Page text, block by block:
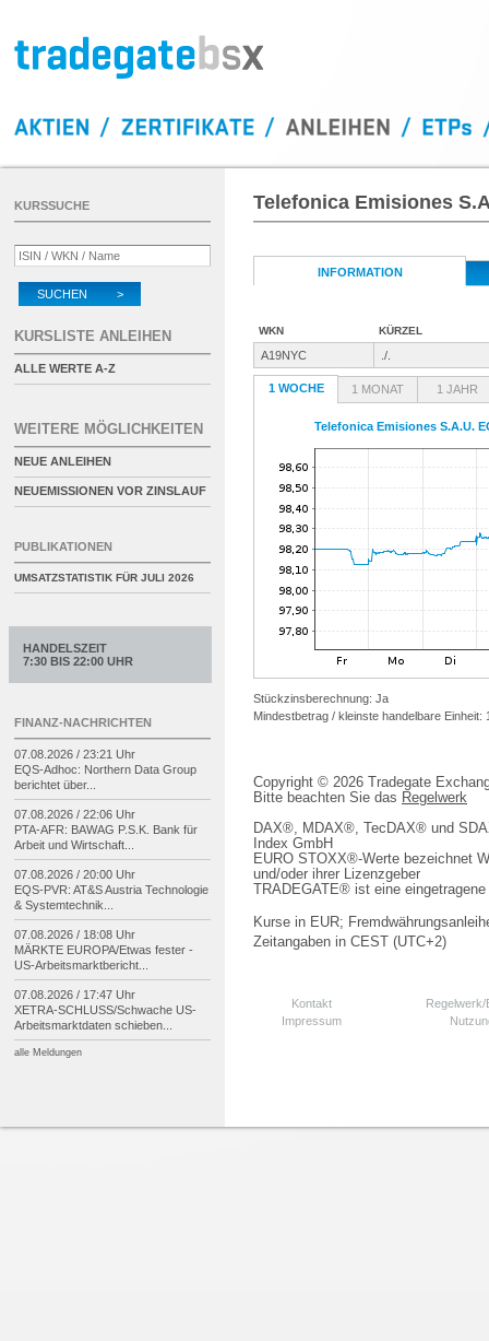
Telefonica Emisiones
INFORMATION
WKN KÜRZEL
A19NYC ./.
1 WOCHE 1 MONAT 1 JAHR
Telefonica Emisiones S.A.U.
Stückzinsberechnung: Ja
Mindestbetrag / kleinste handelbare Einheit:
Copyright © 2026 Tradegate
Bitte beachten Sie das Regelwerk
DAX®, MDAX®, TecDAX® und
Index GmbH
EURO STOXX®-Werte bezeichnet
und/oder ihrer Lizenzgeber
TRADEGATE® ist eine
Kurse in EUR;
Zeitangaben in CEST (UTC+2)
Kontakt
Impressum
KURSSUCHE
SUCHEN >
KURSLISTE ANLEIHEN
ALLE WERTE A-Z
WEITERE MÖGLICHKEITEN
NEUE ANLEIHEN
NEUEMISSIONEN VOR ZINSLAUF
PUBLIKATIONEN
UMSATZSTATISTIK FÜR JULI 2026
HANDELSZEIT
7:30 BIS 22:00 UHR
FINANZ-NACHRICHTEN
07.08.2026 / 23:21 Uhr
EQS-Adhoc: Northern Data Group
berichtet über...
07.08.2026 / 22:06 Uhr
PTA-AFR: BAWAG P.S.K. Bank für
Arbeit und Wirtschaft...
07.08.2026 / 20:00 Uhr
EQS-PVR: AT&S Austria Technologie
& Systemtechnik...
07.08.2026 / 18:08 Uhr
MÄRKTE EUROPA/Etwas fester -
US-Arbeitsmarktbericht...
07.08.2026 / 17:47 Uhr
XETRA-SCHLUSS/Schwache US-
Arbeitsmarktdaten schieben...
alle Meldungen